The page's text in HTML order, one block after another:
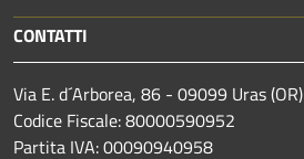
CONTATTI
Via E. d´Arborea, 86 - 09099 Uras (OR)
Codice Fiscale: 80000590952
Partita IVA: 00090940958